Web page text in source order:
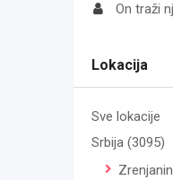
On traži
Lokacija
Sve lokacije
Srbija (3095)
Zrenjanin